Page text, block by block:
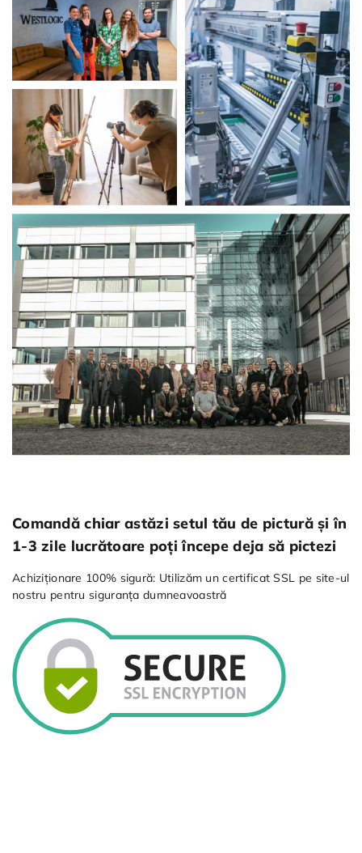
Comandă chiar astăzi setul tău de pictură și în
1-3 zile lucrătoare poți începe deja să pictezi
Achiziționare 100% sigură: Utilizăm un certificat SSL pe site-ul
nostru pentru siguranța dumneavoastră